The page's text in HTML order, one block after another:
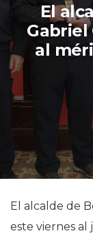
El
Gabriel
al
El alcalde de
este viernes